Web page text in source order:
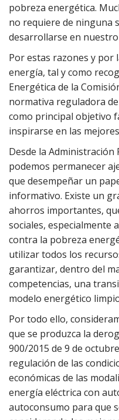
pobreza energética.
no requiere de ninguna
desarrollarse en nuestro
Por estas razones y por
energía, tal y como
Energética de la
normativa reguladora
como principal objetivo
inspirarse en las
Desde la
podemos permanecer
que desempeñar un
informativo. Existe un
ahorros importantes,
sociales, especialmente
contra la pobreza
utilizar todos los
garantizar, dentro del
competencias, una
modelo energético
Por todo ello,
que se produzca la
900/2015 de 9 de
regulación de las
económicas de las
energía eléctrica con
autoconsumo para que